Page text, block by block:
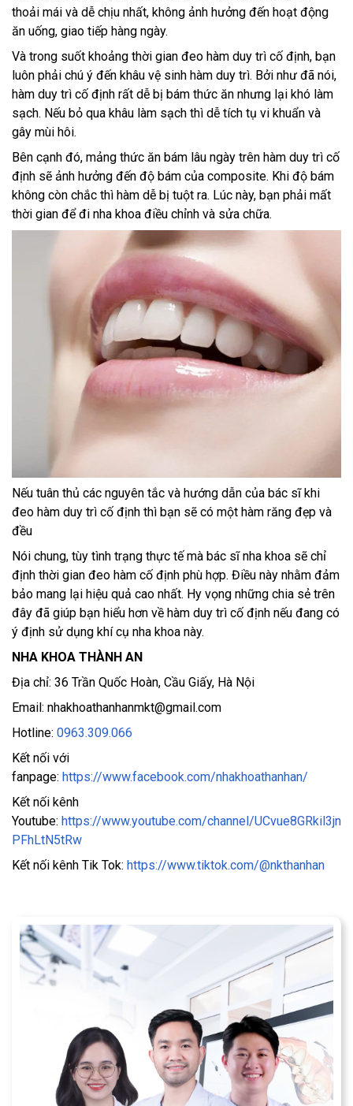
thoải mái và dễ chịu nhất, không ảnh hưởng đến hoạt động
ăn uống, giao tiếp hàng ngày.
Và trong suốt khoảng thời gian đeo hàm duy trì cố định, bạn
luôn phải chú ý đến khâu vệ sinh hàm duy trì. Bởi như đã nói,
hàm duy trì cố định rất dễ bị bám thức ăn nhưng lại khó làm
sạch. Nếu bỏ qua khâu làm sạch thì dễ tích tụ vi khuẩn và
gây mùi hôi.
Bên cạnh đó, mảng thức ăn bám lâu ngày trên hàm duy trì cố
định sẽ ảnh hưởng đến độ bám của composite. Khi độ bám
không còn chắc thì hàm dễ bị tuột ra. Lúc này, bạn phải mất
thời gian để đi nha khoa điều chỉnh và sửa chữa.
Nếu tuân thủ các nguyên tắc và hướng dẫn của bác sĩ khi
đeo hàm duy trì cố định thì bạn sẽ có một hàm răng đẹp và
đều
Nói chung, tùy tình trạng thực tế mà bác sĩ nha khoa sẽ chỉ
định thời gian đeo hàm cố định phù hợp. Điều này nhằm đảm
bảo mang lại hiệu quả cao nhất. Hy vọng những chia sẻ trên
đây đã giúp bạn hiểu hơn về hàm duy trì cố định nếu đang có
ý định sử dụng khí cụ nha khoa này.
NHA KHOA THÀNH AN
Địa chỉ: 36 Trần Quốc Hoàn, Cầu Giấy, Hà Nội
Email: nhakhoathanhanmkt@gmail.com
Hotline: 0963.309.066
Kết nối với
fanpage: https://www.facebook.com/nhakhoathanhan/
Kết nối kênh
Youtube: https://www.youtube.com/channel/UCvue8GRkil3jn
PFhLtN5tRw
Kết nối kênh Tik Tok: https://www.tiktok.com/@nkthanhan